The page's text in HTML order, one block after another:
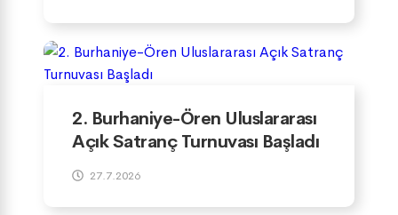
2. Burhaniye-Ören Uluslararası
Açık Satranç Turnuvası Başladı
27.7.2026